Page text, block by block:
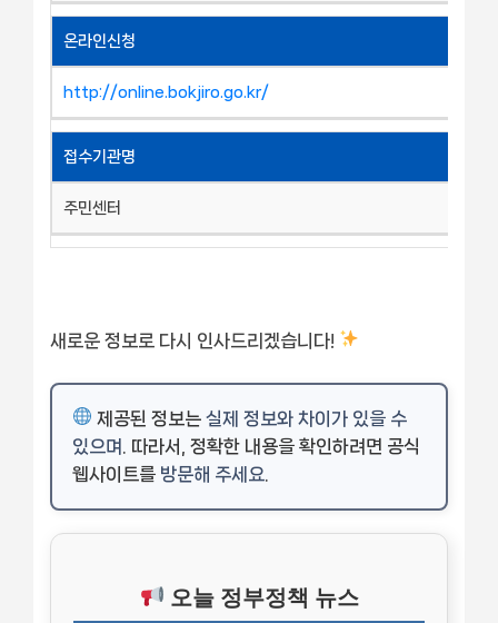
온라인신청
http://online.bokjiro.go.kr/
접수기관명
주민센터
새로운 정보로 다시 인사드리겠습니다!
제공된 정보는실제 정보와 차이가 있을 수
있으며
. 따라서, 정확한 내용을 확인하려면 공식
웹사이트를 방문해 주세요
오늘 정부정책 뉴스